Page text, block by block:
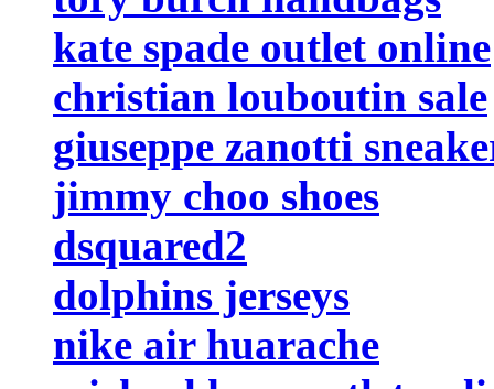
kate spade outlet online
christian louboutin sale
giuseppe zanotti
jimmy choo shoes
dsquared2
dolphins jerseys
nike air huarache